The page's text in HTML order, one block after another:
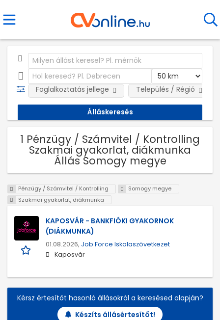
Foglalkoztatás jellege Település / Régió
1 Pénzügy / Számvitel / Kontrolling
Szakmai gyakorlat, diákmunka
Állás Somogy megye
Pénzügy / Számvitel / Kontrolling
Somogy megye
Szakmai gyakorlat, diákmunka
KAPOSVÁR - BANKFIÓKI GYAKORNOK
(DIÁKMUNKA)
01.08.2026, Job Force Iskolaszövetkezet
Kaposvár
Kérsz értesítőt hasonló állásokról a keresésed alapján?
Készíts állásértesítőt!